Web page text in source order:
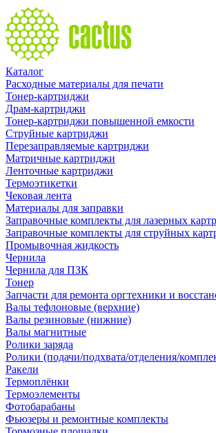
Каталог
Расходные материалы для печати
Тонер-картриджи
Драм-картриджи
Тонер-картриджи повышенной емкости
Струйные картриджи
Перезаправляемые картриджи
Матричные картриджи
Ленточные картриджи
Термоэтикетки
Чековая лента
Материалы для заправки
Заправочные комплекты для лазерных
Заправочные комплекты для струйных
Промывочная жидкость
Чернила
Чернила для ПЗК
Тонер
Запчасти для ремонта оргтехники и
Валы тефлоновые (верхние)
Валы резиновые (нижние)
Валы магнитные
Ролики заряда
Ролики (подачи/подхвата/отделения/
Ракели
Термоплёнки
Термоэлементы
Фотобарабаны
Фьюзеры и ремонтные комплекты